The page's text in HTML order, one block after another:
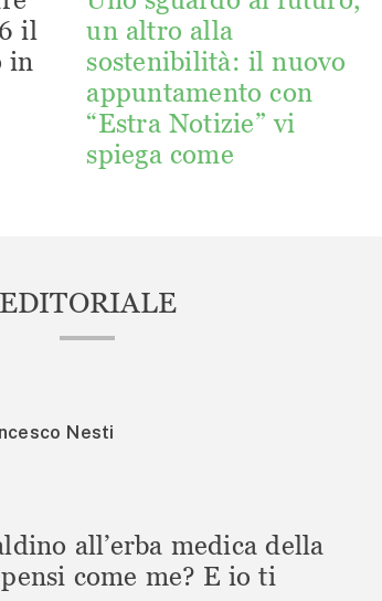
il
in
un altro alla
sostenibilità: il nuovo
appuntamento con
“Estra Notizie” vi
spiega come
EDITORIALE
Nesti
all’erba medica della
come me? E io ti